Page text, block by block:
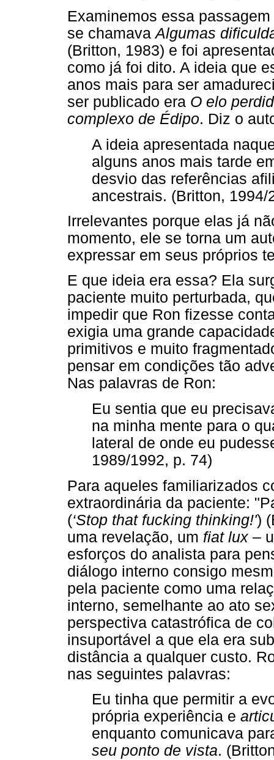
Examinemos essa
se chamavaAlgumas
(Britton, 1983) e foi
como já foi dito. A ideia que
anos mais para ser
ser publicado era O elo
complexo de Édipo. Diz o
A ideia apresentada
alguns anos mais tarde
desvio das referências
ancestrais. (Britton, 1994/
Irrelevantes porque elas já
momento, ele se torna um
expressar em seus próprios
E que ideia era essa? Ela
paciente muito perturbada,
impedir que Ron fizesse
exigia uma grande
primitivos e muito
pensar em condições tão
Nas palavras de Ron:
Eu sentia que eu
na minha mente para o
lateral de onde eu
1989/1992, p. 74)
Para aqueles familiarizados
extraordinária da paciente:
(‘Stop that fucking thinking!')
uma revelação, um fiat lux –
esforços do analista para
diálogo interno consigo
pela paciente como uma
interno, semelhante ao ato
perspectiva catastrófica de
insuportável a que ela era
distância a qualquer custo.
nas seguintes palavras:
Eu tinha que permitir a
própria experiência e
enquanto comunicava
seu ponto de vista.